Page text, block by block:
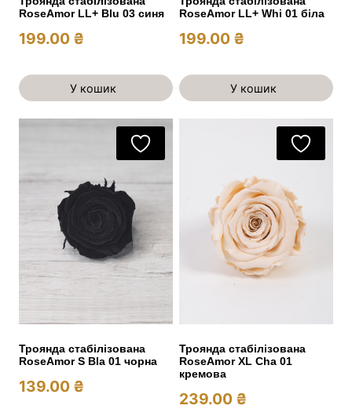
RoseAmor LL+ Blu 03 синя
199.00 ₴
У кошик
RoseAmor LL+ Whi 01 біла
199.00 ₴
У кошик
Троянда стабілізована
RoseAmor S Bla 01 чорна
139.00 ₴
Троянда стабілізована
RoseAmor XL Cha 01
кремова
239.00 ₴